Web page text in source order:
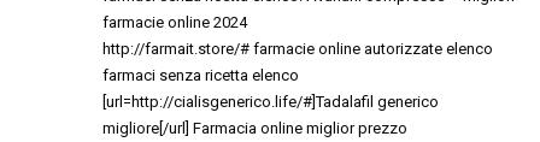
farmacie online 2024
http://farmait.store/# farmacie online autorizzate elenco
farmaci senza ricetta elenco
[url=http://cialisgenerico.life/#]Tadalafil generico
migliore[/url] Farmacia online miglior prezzo